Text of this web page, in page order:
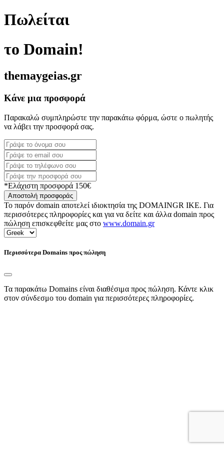
Πωλείται
το Domain!
themaygeias.gr
Κάνε μια προσφορά
Παρακαλώ συμπληρώστε την παρακάτω φόρμα, ώστε ο πωλητής
να λάβει την προσφορά σας.
*Ελάχιστη προσφορά 150€
Αποστολή προσφοράς
Το παρόν domain αποτελεί ιδιοκτησία της DOMAINGR ΙΚΕ. Για
περισσότερες πληροφορίες και για να δείτε και άλλα domain προς
πώληση επισκεφθείτε μας στο www.domain.gr
Περισσότερα Domains προς πώληση
Τα παρακάτω Domains είναι διαθέσιμα προς πώληση. Κάντε κλικ
στον σύνδεσμο του domain για περισσότερες πληροφορίες.